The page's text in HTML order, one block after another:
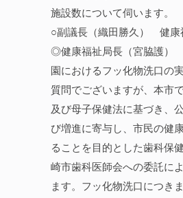
施設数について伺います。
○副議長（織田勝久） 健康
◎健康福祉局長（宮脇護）
園におけるフッ化物洗口の
質問でございますが、本市
及び母子保健法に基づき、
び増進に寄与し、市民の健
ることを目的とした歯科保
崎市歯科医師会への委託に
ます。フッ化物洗口につき